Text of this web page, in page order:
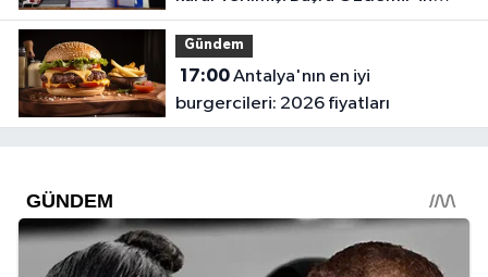
oluru ortaya çıktı
Gündem
17:00Antalya'nın en iyi
burgercileri: 2026 fiyatları